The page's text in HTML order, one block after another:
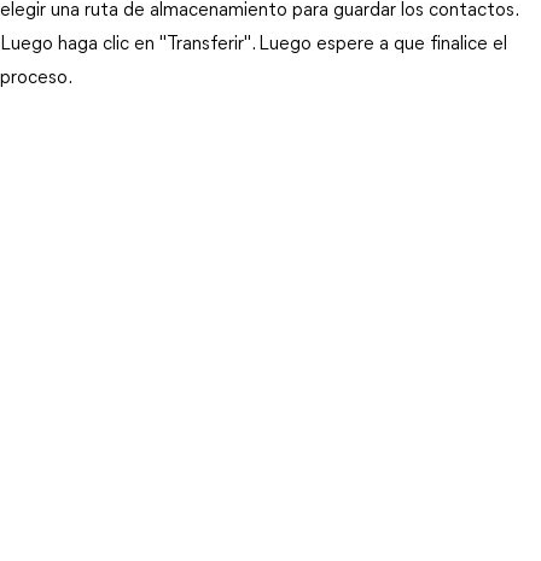
elegir una ruta de almacenamiento para guardar los contactos.
Luego haga clic en "Transferir". Luego espere a que finalice el
proceso.